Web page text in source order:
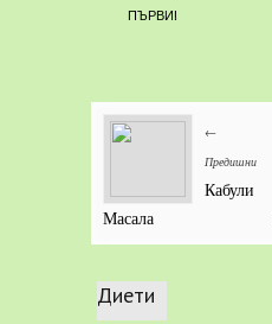
ПЪРВИ!
←
Предишни
Кабули
Масала
Диети